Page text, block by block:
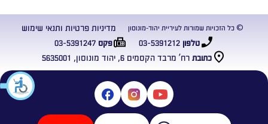
כתובת רח’ מרבד הקסמים 6, יהוד מונוסון, 5635001
טלפון03-5391212 פקס03-5391247
© כל הזכויות שמורות לעיריית יהוד-מונוסון מדיניות פרטיות ותנאי שימוש